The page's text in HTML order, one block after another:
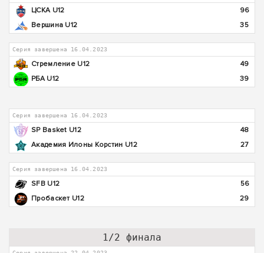
ЦСКА U12
96
Вершина U12
35
Серия завершена 16.04.2023
Стремление U12
49
РБА U12
39
Серия завершена 16.04.2023
SP Basket U12
48
Академия Илоны Корстин U12
27
Серия завершена 16.04.2023
SFB U12
56
Пробаскет U12
29
1/2 финала